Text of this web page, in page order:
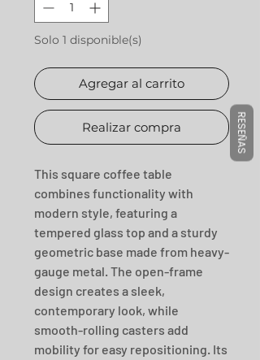
Solo 1 disponible(s)
Agregar al carrito
Realizar compra
This square coffee table
combines functionality with
modern style, featuring a
tempered glass top and a sturdy
geometric base made from heavy-
gauge metal. The open-frame
design creates a sleek,
contemporary look, while
smooth-rolling casters add
mobility for easy repositioning. Its
RESEÑAS